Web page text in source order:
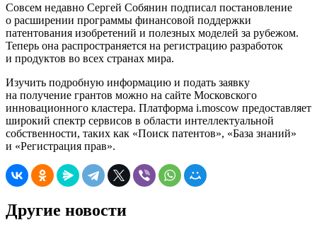
Совсем недавно Сергей Собянин подписал постановление
о расширении программы финансовой поддержки
патентования изобретений и полезных моделей за рубежом.
Теперь она распространяется на регистрацию разработок
и продуктов во всех странах мира.
Изучить подробную информацию и подать заявку
на получение грантов можно на сайте Московского
инновационного кластера. Платформа i.moscow предоставляет
широкий спектр сервисов в области интеллектуальной
собственности, таких как «Поиск патентов», «База знаний»
и «Регистрация прав».
Другие новости